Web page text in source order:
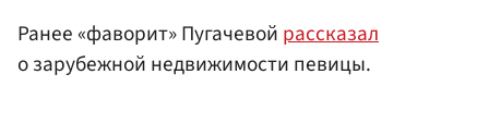
Ранее «фаворит» Пугачевой рассказал
о зарубежной недвижимости певицы.